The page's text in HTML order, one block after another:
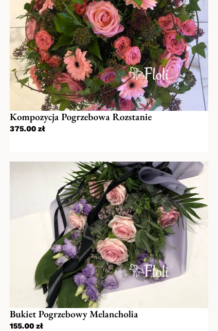
adres w wyznaczonym terminie przez
naszych kurierów. Jeśli dostawa ma być na
konkretną godzinę bardzo prosimy umieścić
taką informację w komentarzu.
Istnieje też możliwość odbioru własnego w
jednej z naszych kwiaciarni stacjonarnych (w
godzinach pracy kwiaciarni). Prosimy o
zaznaczenie dogodnej formy podczas
składania zamówienia.
Kompozycja Pogrzebowa Rozstanie
375.00 zł
Bukiet Pogrzebowy Melancholia
155.00 zł